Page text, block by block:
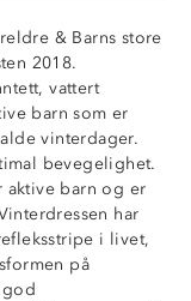
& Barns store
2018.
vattert
barn som er
vinterdager.
bevegelighet.
aktive barn og er
har
i livet,
på
god